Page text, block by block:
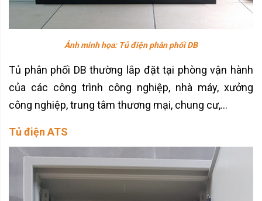
Ảnh minh họa: Tủ điện phân phối DB
Tủ phân phối DB thường lắp đặt tại phòng vận hành
của các công trình công nghiệp, nhà máy, xưởng
công nghiệp, trung tâm thương mại, chung cư,...
Tủ điện ATS